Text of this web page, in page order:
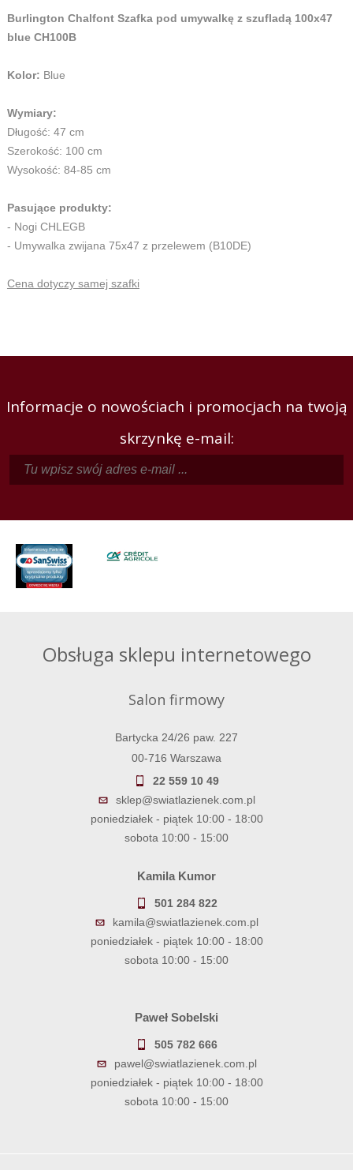
Burlington Chalfont Szafka pod umywalkę z szufladą 100x47
blue CH100B
Kolor: Blue
Wymiary:
Długość: 47 cm
Szerokość: 100 cm
Wysokość: 84-85 cm
Pasujące produkty:
- Nogi CHLEGB
- Umywalka zwijana 75x47 z przelewem (B10DE)
Cena dotyczy samej szafki
Informacje o nowościach i promocjach na twoją
skrzynkę e-mail:
Obsługa sklepu internetowego
Salon firmowy
Bartycka 24/26 paw. 227
00-716 Warszawa
22 559 10 49
sklep@swiatlazienek.com.pl
poniedziałek - piątek 10:00 - 18:00
sobota 10:00 - 15:00
Kamila Kumor
501 284 822
kamila@swiatlazienek.com.pl
poniedziałek - piątek 10:00 - 18:00
sobota 10:00 - 15:00
Paweł Sobelski
505 782 666
pawel@swiatlazienek.com.pl
poniedziałek - piątek 10:00 - 18:00
sobota 10:00 - 15:00